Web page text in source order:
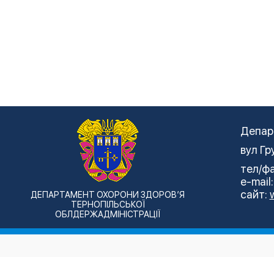
ДЕПАРТАМЕНТ ОХОРОНИ ЗДОРОВ’Я
ТЕРНОПІЛЬСЬКОЇ
ОБЛДЕРЖАДМІНІСТРАЦІЇ
вул
тел/
e-
сайт: